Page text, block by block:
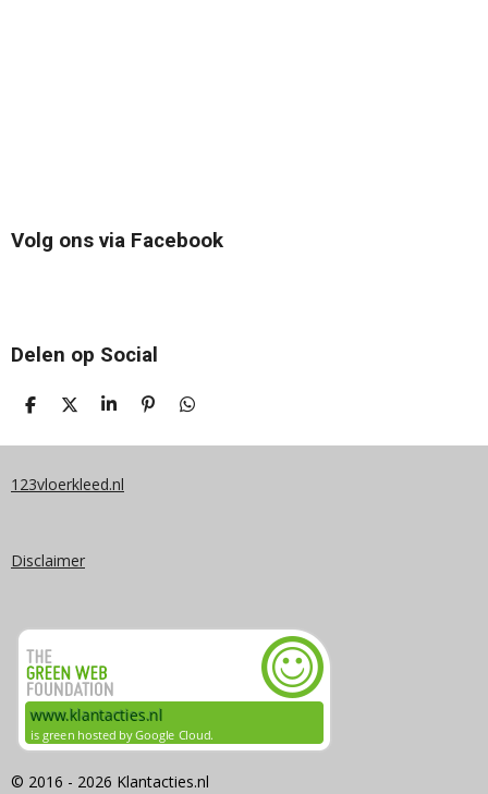
Volg ons via Facebook
Delen op Social
D
L
N
D
E
S
A
E
P
N
D
L
123vloerkleed.nl
Disclaimer
© 2016 - 2026 Klantacties.nl